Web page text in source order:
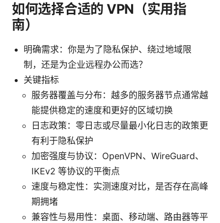
如何选择合适的 VPN（实用指
南）
明确需求：你是为了隐私保护、绕过地域限
制，还是为企业远程办公而选？
关键指标
服务器覆盖与分布：越多的服务器节点通常越
能提供稳定的速度和更好的区域切换
日志政策：零日志或尽量最小化日志的政策更
有利于隐私保护
加密强度与协议：OpenVPN、WireGuard、
IKEv2 等协议的平衡点
速度与稳定性：实测速度对比，是否存在高峰
期拥堵
兼容性与易用性：桌面、移动端、路由器等平